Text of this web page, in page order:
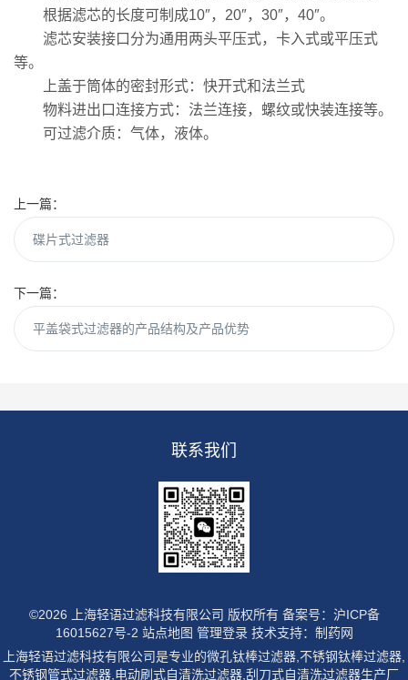
根据滤芯的长度可制成10″，20″，30″，40″。
滤芯安装接口分为通用两头平压式，卡入式或平压式
等。
上盖于筒体的密封形式：快开式和法兰式
物料进出口连接方式：法兰连接，螺纹或快装连接等。
可过滤介质：气体，液体。
上一篇：
碟片式过滤器
下一篇：
平盖袋式过滤器的产品结构及产品优势
联系我们
©2026 上海轻语过滤科技有限公司 版权所有 备案号：沪ICP备
16015627号-2 站点地图 管理登录技术支持： 制药网
上海轻语过滤科技有限公司是专业的微孔钛棒过滤器,不锈钢钛棒过滤器,
不锈钢管式过滤器,电动刷式自清洗过滤器,刮刀式自清洗过滤器生产厂